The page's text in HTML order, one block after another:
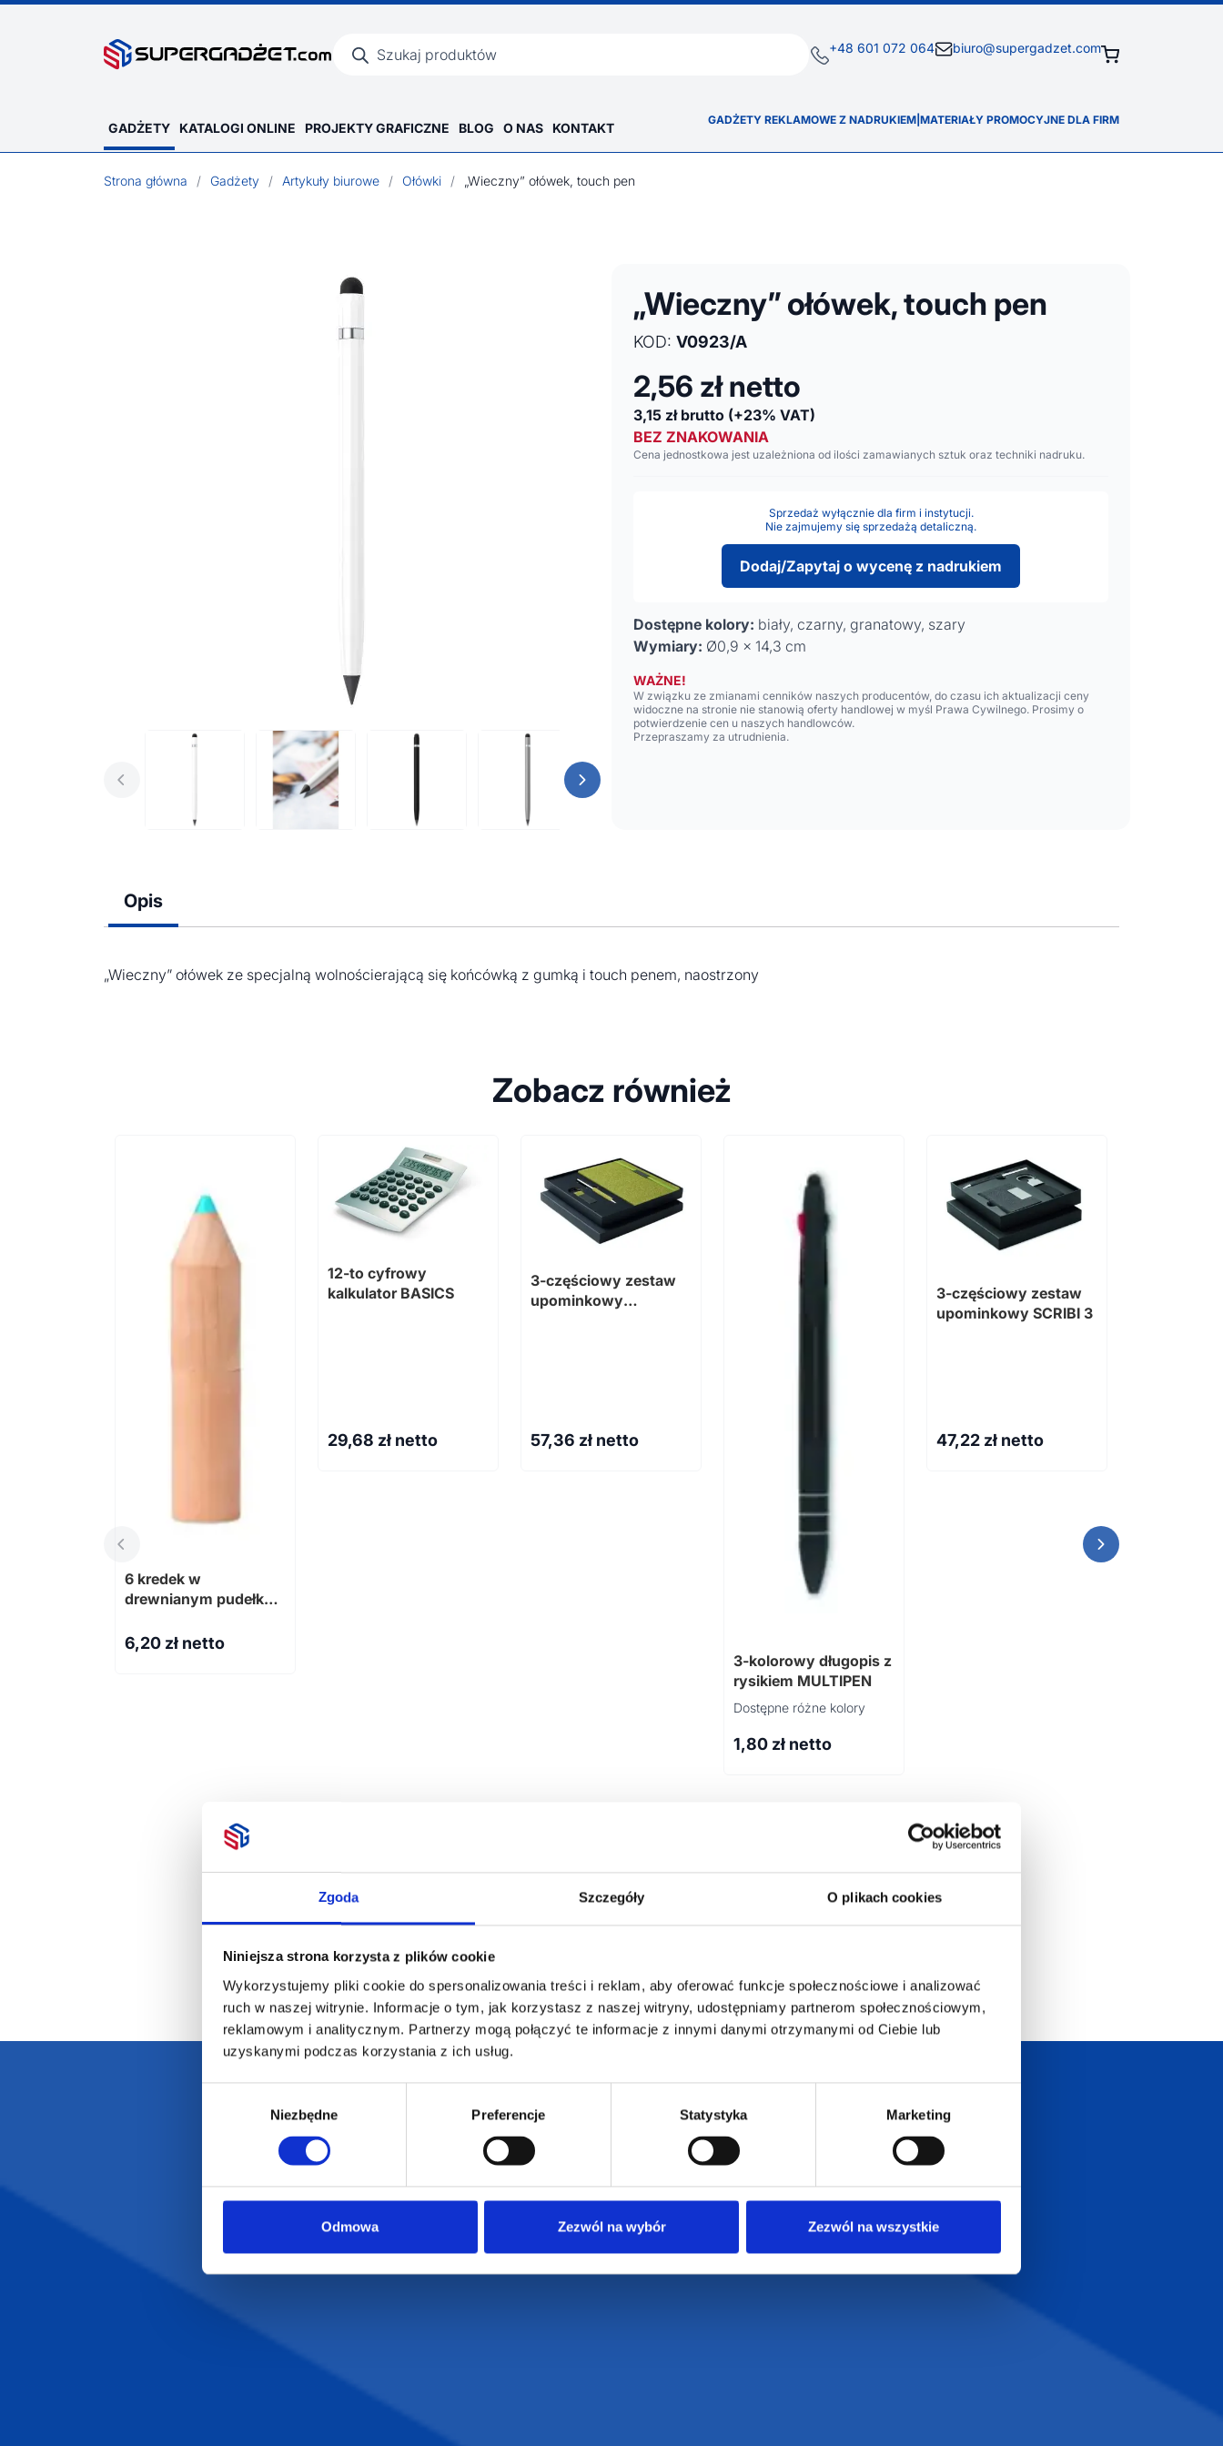
Zgoda Szczegóły O plikach cookies
Niniejsza strona korzysta z plików cookie
Wykorzystujemy pliki cookie do spersonalizowania treści i reklam, aby oferować funkcje społecznościowe i analizować
ruch w naszej witrynie. Informacje o tym, jak korzystasz z naszej witryny, udostępniamy partnerom społecznościowym,
reklamowym i analitycznym. Partnerzy mogą połączyć te informacje z innymi danymi otrzymanymi od Ciebie lub
uzyskanymi podczas korzystania z ich usług.
Niezbędne Preferencje Statystyka Marketing
Odmowa Zezwól na wybór Zezwól na wszystkie
produktów
+48 601 072 064 biuro@supergadzet.com
GADŻETY KATALOGI ONLINE PROJEKTY GRAFICZNE BLOG O NAS KONTAKT GADŻETY REKLAMOWE Z NADRUKIEM MATERIAŁY PROMOCYJNE DLA FIRM
Strona główna / Gadżety / Artykuły biurowe / Ołówki / „Wieczny” ołówek, touch pen
„Wieczny” ołówek, touch pen
KOD: V0923/A
2,56 zł netto
3,15 zł brutto (+23% VAT)
BEZ ZNAKOWANIA
Cena jednostkowa jest uzależniona od ilości zamawianych sztuk oraz techniki nadruku.
Sprzedaż wyłącznie dla firm i instytucji.
Nie zajmujemy się sprzedażą detaliczną.
Dodaj/Zapytaj o wycenę z nadrukiem
Dostępne kolory: biały, czarny, granatowy, szary
Wymiary: Ø0,9 x 14,3 cm
WAŻNE!
W związku ze zmianami cenników naszych producentów, do czasu ich aktualizacji ceny
widoczne na stronie nie stanowią oferty handlowej w myśl Prawa Cywilnego. Prosimy o
potwierdzenie cen u naszych handlowców.
Przepraszamy za utrudnienia.
Opis
„Wieczny” ołówek ze specjalną wolnościerającą się końcówką z gumką i touch penem, naostrzony
Zobacz również
6 kredek w
drewnianym pudełku
6,20 zł netto
12-to cyfrowy
kalkulator BASICS
29,68 zł netto
3-częściowy zestaw
upominkowy
57,36 zł netto
3-kolorowy długopis z
rysikiem MULTIPEN
Dostępne różne kolory
1,80 zł netto
3-częściowy zestaw
upominkowy SCRIBI 3
47,22 zł netto
Darmowa dostawa Darmowa wizualizacja Profesjonalne doradztwo
produktów
POLECAMY INFORMACJE ZAMÓWIENIA
SUPERGADŻET.com
JAKUB LIEBELT
KONTAKT